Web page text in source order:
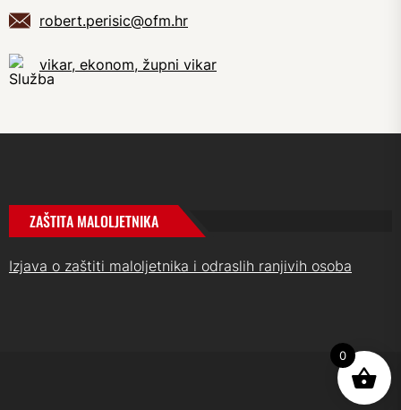
robert.perisic@ofm.hr
vikar, ekonom, župni vikar
ZAŠTITA MALOLJETNIKA
Izjava o zaštiti maloljetnika i odraslih ranjivih osoba
UP ↑
0